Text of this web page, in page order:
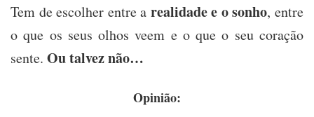
Tem de escolher entre a realidade e o sonho, entre
o que os seus olhos veem e o que o seu coração
sente. Ou talvez não…
Opinião: